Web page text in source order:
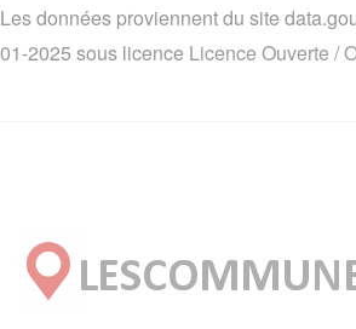
Les données proviennent du site
01-2025 sous licence Licence Ouverte /